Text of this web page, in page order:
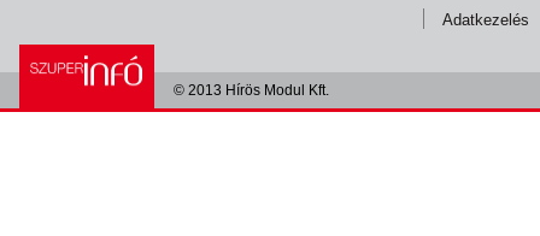
Adatkezelés
© 2013 Hírös Modul Kft.